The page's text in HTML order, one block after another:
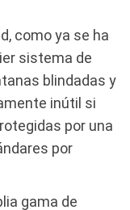
como ya se ha
sistema de
blindadas y
inútil si
por una
por
gama de